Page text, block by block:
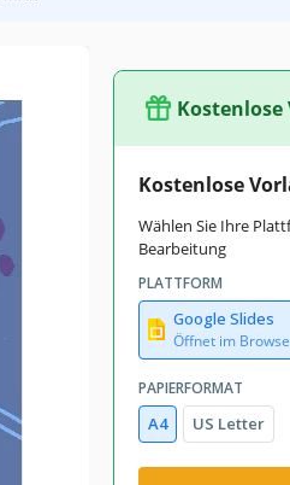
Kostenlose
Kostenlose
Wählen Sie Ihre
Bearbeitung
PLATTFORM
Google Slides
Öffnet im
PAPIERFORMAT
A4 US Letter